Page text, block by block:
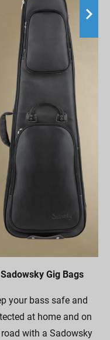
Sadowsky Gig Bags
your bass safe and
at home and on
with a Sadowsky